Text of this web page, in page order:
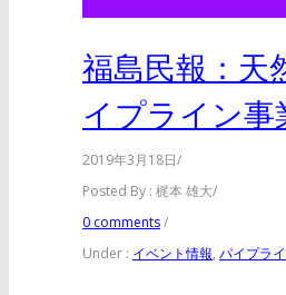
福島民報：天
イプライン事
2019年3月18日/
Posted By : 梶本 雄大/
0 comments/
Under : イベント情報, パイプラ